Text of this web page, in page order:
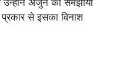
से इसका विनाश